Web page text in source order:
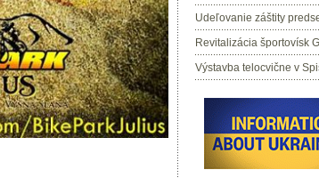
Udeľovanie záštity
Revitalizácia športovísk
Výstavba telocvične v